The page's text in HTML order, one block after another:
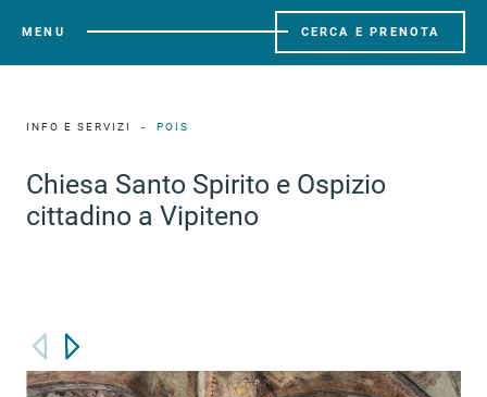
MENU CERCA E PRENOTA
INFO E SERVIZI POIS
Chiesa Santo Spirito e Ospizio
cittadino a Vipiteno